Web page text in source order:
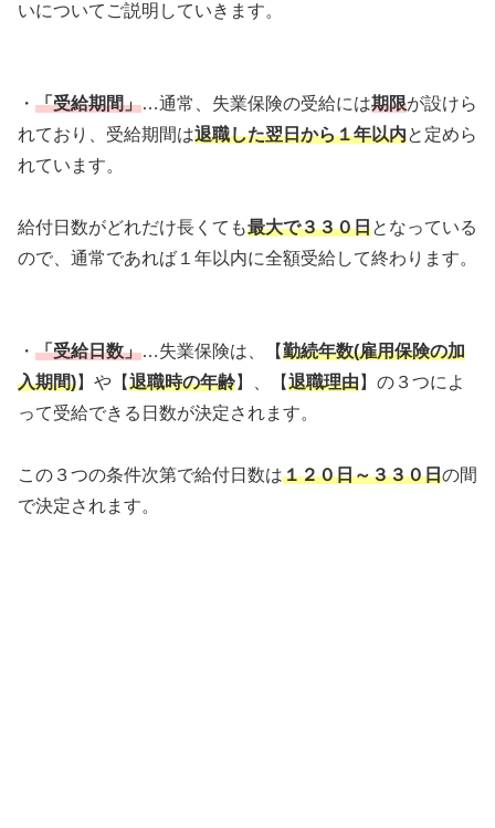
いについてご説明していきます。
・ 「受給期間」…通常、失業保険の受給には期限が設けら
れており、受給期間は退職した翌日から１年以内と定めら
れています。
給付日数がどれだけ長くても最大で３３０日となっている
ので、通常であれば１年以内に全額受給して終わります。
・ 「受給日数」…失業保険は、【勤続年数(雇用保険の加
入期間)】や【退職時の年齢】、【退職理由】の３つによ
って受給できる日数が決定されます。
この３つの条件次第で給付日数は１２０日～３３０日の間
で決定されます。